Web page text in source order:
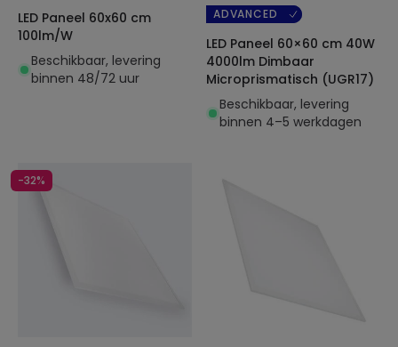
LED Paneel 60x60 cm
100lm/W
Beschikbaar, levering
binnen 48/72 uur
ADVANCED
LED Paneel 60×60 cm 40W
4000lm Dimbaar
Microprismatisch (UGR17)
Beschikbaar, levering
binnen 4–5 werkdagen
-32%